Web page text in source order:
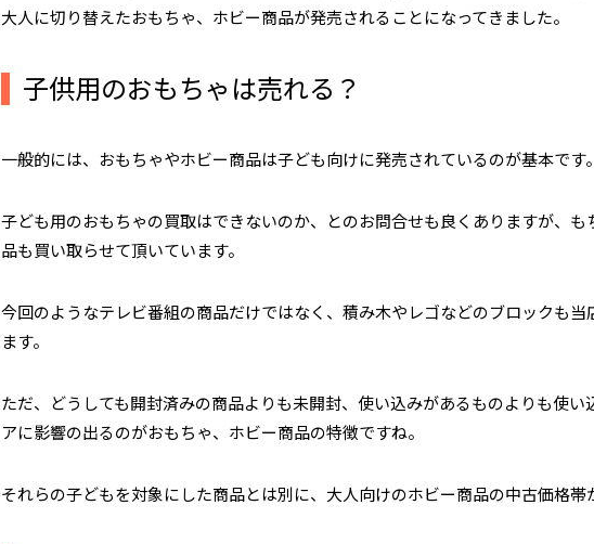
大人に切り替えたおもちゃ、ホビー商品が発売されることになってきました。
子供用のおもちゃは売れる？
一般的には、おもちゃやホビー商品は子ども向けに発売されているのが基本です。
子ども用のおもちゃの買取はできないのか、とのお問合せも良くありますが、
品も買い取らせて頂いています。
今回のようなテレビ番組の商品だけではなく、積み木やレゴなどのブロックも
ます。
ただ、どうしても開封済みの商品よりも未開封、使い込みがあるものよりも使
アに影響の出るのがおもちゃ、ホビー商品の特徴ですね。
それらの子どもを対象にした商品とは別に、大人向けのホビー商品の中古価格帯